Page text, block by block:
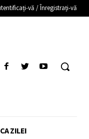
vă / Înregistrați-vă
ZILEI